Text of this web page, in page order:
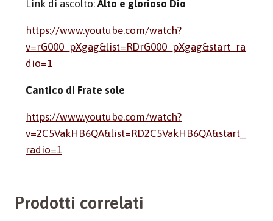
Link di ascolto: Alto e glorioso Dio
https://www.youtube.com/watch?
v=rG000_pXgag&list=RDrG000_pXgag&start_ra
dio=1
Cantico di Frate sole
https://www.youtube.com/watch?
v=2C5VakHB6QA&list=RD2C5VakHB6QA&start_
radio=1
Prodotti correlati